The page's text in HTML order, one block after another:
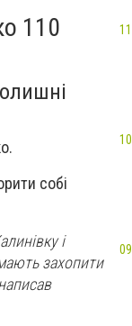
110
собі
і
захопити